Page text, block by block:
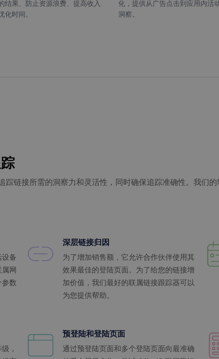
结果、防止资源浪费、提高收入
化时间。
化，提供从广告点击到应用内活
洞察。
踪链接所需的洞察力和灵活性，同时确保追踪准确性。我们
设备
网
参数
深层链接归因
为了增加销售额，它允许合作伙伴使用其
效果最佳的登陆页面。为了给您的链接增
加价值，我们最好的联属链接跟踪器可以
为您提供帮助。
，
预登陆和登陆页面
通过预登陆页面和多个登陆页面向最准确